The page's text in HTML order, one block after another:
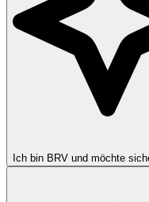
Ich bin BRV und möchte